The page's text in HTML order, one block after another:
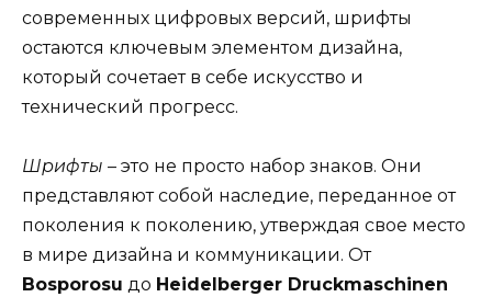
современных цифровых версий, шрифты
остаются ключевым элементом дизайна,
который сочетает в себе искусство и
технический прогресс.
Шрифты – это не просто набор знаков. Они
представляют собой наследие, переданное от
поколения к поколению, утверждая свое место
в мире дизайна и коммуникации. От
Bosporosu до Heidelberger Druckmaschinen